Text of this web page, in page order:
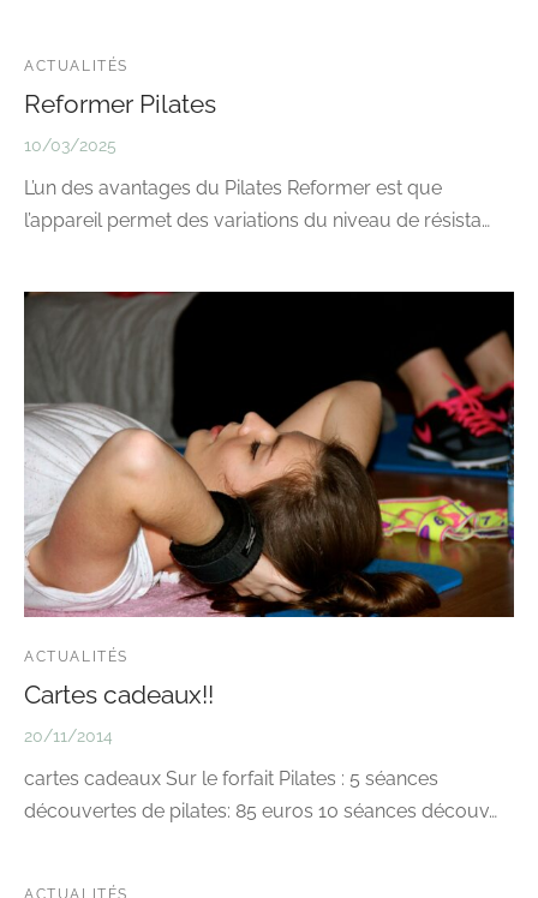
ACTUALITÉS
Reformer Pilates
10/03/2025
L’un des avantages du Pilates Reformer est que
l’appareil permet des variations du niveau de résista…
ACTUALITÉS
Cartes cadeaux!!
20/11/2014
cartes cadeaux Sur le forfait Pilates : 5 séances
découvertes de pilates: 85 euros 10 séances découv…